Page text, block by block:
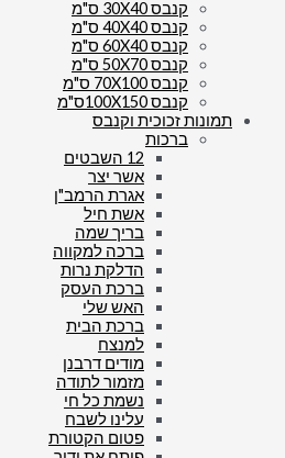
קנבס 30X40 ס"מ
קנבס 40X40 ס"מ
קנבס 60X40 ס"מ
קנבס 50X70 ס"מ
קנבס 70X100 ס"מ
קנבס 100X150ס"מ
תמונות זכוכית וקנבס
ברכות
12 השבטים
אשר יצר
אגרת הרמב"ן
אשת חיל
בריך שמה
ברכה למקווה
הדלקת נרות
ברכת העסק
האש שלי
ברכת הבית
למנצח
מודים דרבנן
מזמור לתודה
נשמת כל חי
עלינו לשבח
פטום הקטורת